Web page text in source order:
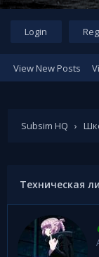
Login
View New Posts
Subsim HQ ›
Техническая